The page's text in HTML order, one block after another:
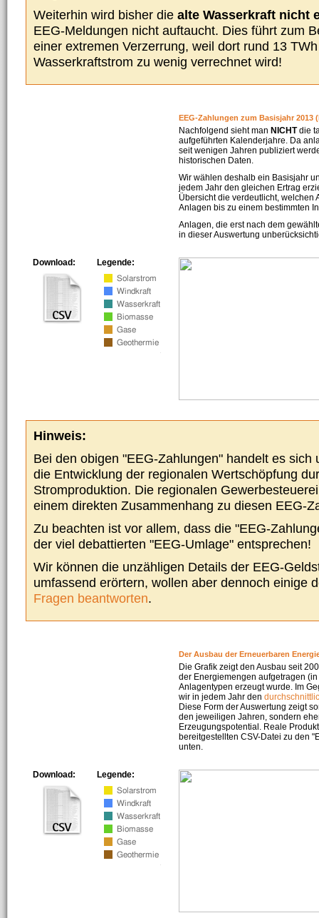
Weiterhin wird bisher die alte Wasserkraft nicht
EEG-Meldungen nicht auftaucht. Dies führt zum
einer extremen Verzerrung, weil dort rund 13
Wasserkraftstrom zu wenig verrechnet wird!
EEG-Zahlungen zum Basisjahr 2013
Nachfolgend sieht man NICHTdie
aufgeführten Kalenderjahre. Da
seit wenigen Jahren publiziert
historischen Daten.
Wir wählen deshalb ein Basisjahr
jedem Jahr den gleichen Ertrag
Übersicht die verdeutlicht, welchen
Anlagen bis zu einem bestimmten
Anlagen, die erst nach dem
in dieser Auswertung
Legende:
Download:
Hinweis:
Bei den obigen "EEG-Zahlungen" handelt es sich
die Entwicklung der regionalen Wertschöpfung
Stromproduktion. Die regionalen
einem direkten Zusammenhang zu diesen EEG-
Zu beachten ist vor allem, dass die "EEG-
der viel debattierten "EEG-Umlage" entsprechen!
Wir können die unzähligen Details der EEG-
umfassend erörtern, wollen aber dennoch einige
Fragen beantworten.
Der Ausbau der Erneuerbaren
Die Grafik zeigt den Ausbau seit
der Energiemengen aufgetragen
Anlagentypen erzeugt wurde. Im
wir in jedem Jahr den
Diese Form der Auswertung zeigt
den jeweiligen Jahren, sondern
Erzeugungspotential. Reale
bereitgestellten CSV-Datei zu den
unten.
Legende:
Download: